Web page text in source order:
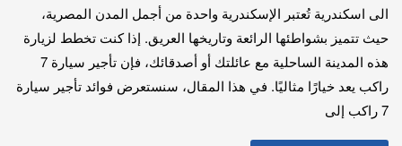
الى اسكندرية تُعتبر الإسكندرية واحدة من أجمل المدن المصرية،
حيث تتميز بشواطئها الرائعة وتاريخها العريق. إذا كنت تخطط لزيارة
هذه المدينة الساحلية مع عائلتك أو أصدقائك، فإن تأجير سيارة 7
راكب يعد خيارًا مثاليًا. في هذا المقال، سنستعرض فوائد تأجير سيارة
7 راكب إلى